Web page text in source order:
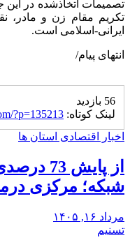
تصمیمات اتخاذشده در این
تکریم مقام زن و مادر،
ایرانی-اسلامی است.
انتهای پیام/
56 بازدید
لینک کوتاه: ?p=135213
اخبار اقتصادی استان ها
از
شبکه؛ مرکزی
مرداد ۱۶, ۱۴۰۵
تسنیم